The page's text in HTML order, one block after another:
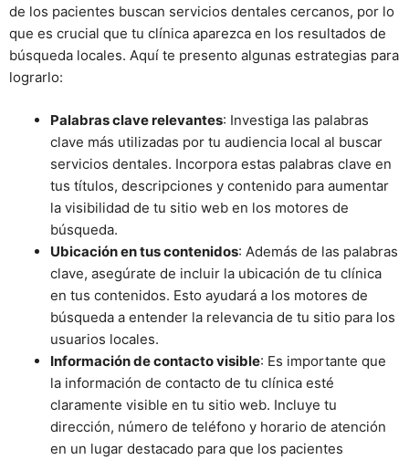
de los pacientes buscan servicios dentales cercanos, por lo
que es crucial que tu clínica aparezca en los resultados de
búsqueda locales. Aquí te presento algunas estrategias para
lograrlo:
Palabras clave relevantes: Investiga las palabras
clave más utilizadas por tu audiencia local al buscar
servicios dentales. Incorpora estas palabras clave en
tus títulos, descripciones y contenido para aumentar
la visibilidad de tu sitio web en los motores de
búsqueda.
Ubicación en tus contenidos: Además de las palabras
clave, asegúrate de incluir la ubicación de tu clínica
en tus contenidos. Esto ayudará a los motores de
búsqueda a entender la relevancia de tu sitio para los
usuarios locales.
Información de contacto visible: Es importante que
la información de contacto de tu clínica esté
claramente visible en tu sitio web. Incluye tu
dirección, número de teléfono y horario de atención
en un lugar destacado para que los pacientes